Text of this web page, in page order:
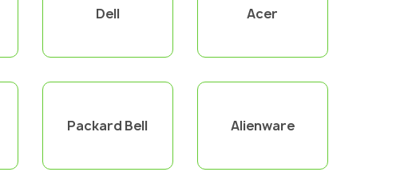
Dell Acer
Packard Bell Alienware